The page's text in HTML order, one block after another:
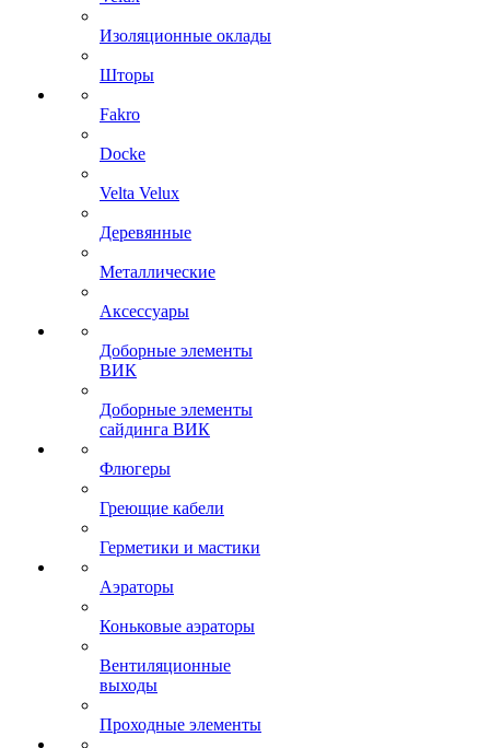
Изоляционные оклады
Шторы
Fakro
Docke
Velta Velux
Деревянные
Металлические
Аксессуары
Доборные элементы
ВИК
Доборные элементы
сайдинга ВИК
Флюгеры
Греющие кабели
Герметики и мастики
Аэраторы
Коньковые аэраторы
Вентиляционные
выходы
Проходные элементы